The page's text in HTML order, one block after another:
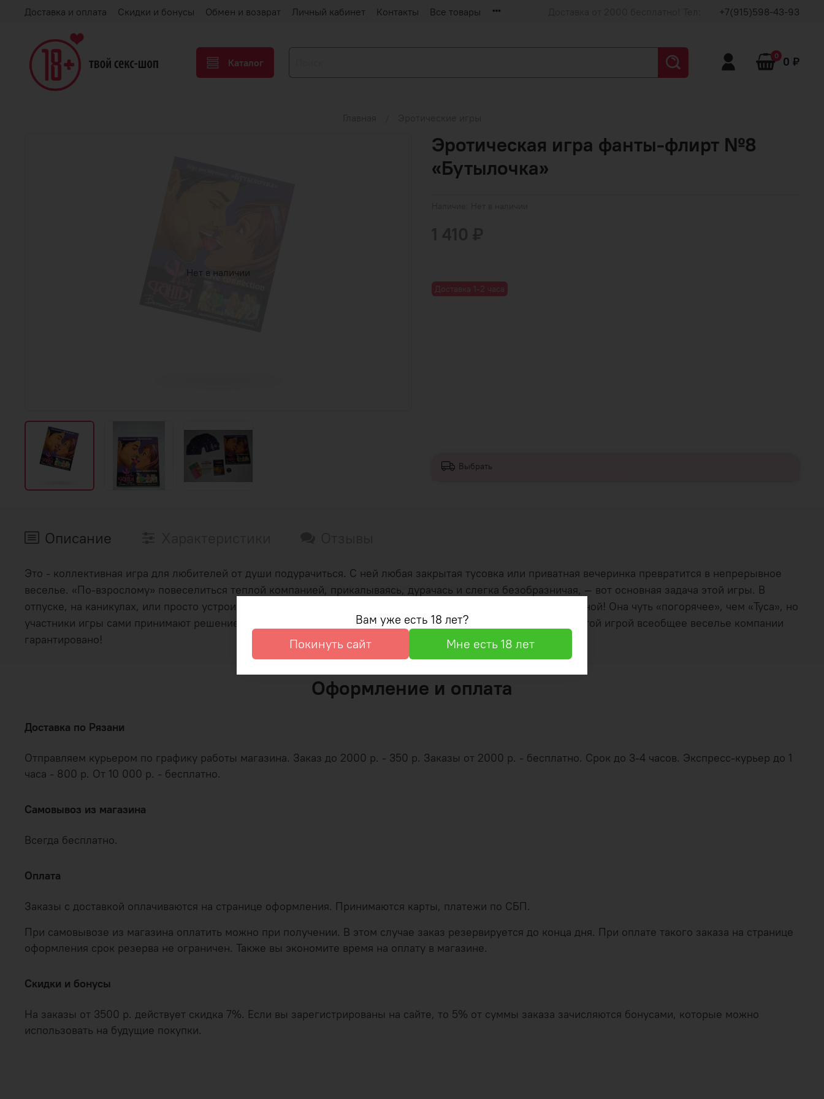
Доставка и оплата Скидки и бонусы Обмен и возврат Личный кабинет Контакты Все товары +7(915)598-43-93
Каталог
0 0 ₽
Нет в наличии
Доставка 1-2 часа
Эротическая игра фанты-флирт №8
«Бутылочка»
Выбрать
Описание
Это - коллективная игра для любителей от души подурачиться. С ней любая закрытая тусовка или приватная вечеринка превратится в непрерывное
веселье. «По-взрослому» повеселиться теплой компанией, прикалываясь, дурачась и слегка безобразничая, — вот основная задача этой игры. В
отпуске, на каникулах, или просто устроив приватную вечеринку, с «Бутылочкой» можно расслабиться по полной! Она чуть «погорячее», чем «Туса», но
участники игры сами принимают решение, насколько далеко хотят «заиграться». Однако, в любом случае, с этой игрой всеобщее веселье компании
гарантировано!
Оформление и оплата
Доставка по Рязани
Отправляем курьером по графику работы магазина. Заказ до 2000 р. - 350 р. Заказы от 2000 р. - бесплатно. Срок до 3-4 часов. Экспресс-курьер до 1
часа - 800 р. От 10 000 р. - бесплатно.
Самовывоз из магазина
Всегда бесплатно.
Оплата
Заказы с доставкой оплачиваются на странице оформления. Принимаются карты, платежи по СБП.
При самовывозе из магазина оплатить можно при получении. В этом случае заказ резервируется до конца дня. При оплате такого заказа на странице
оформления срок резерва не ограничен. Также вы экономите время на оплату в магазине.
Скидки и бонусы
На заказы от 3500 р. действует скидка 7%. Если вы зарегистрированы на сайте, то 5% от суммы заказа зачисляются бонусами, которые можно
использовать на будущие покупки.
Вам уже есть 18 лет?
Покинуть сайт Мне есть 18 лет